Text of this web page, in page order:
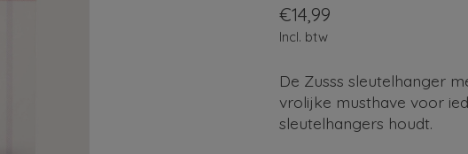
€14,99
Incl. btw
De Zusss sleutelhanger
vrolijke musthave voor
sleutelhangers houdt.